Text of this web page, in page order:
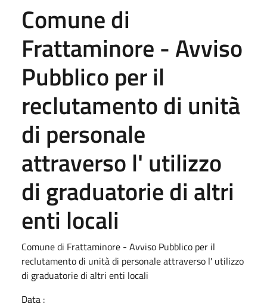
Comune di
Frattaminore - Avviso
Pubblico per il
reclutamento di unità
di personale
attraverso l' utilizzo
di graduatorie di altri
enti locali
Comune di Frattaminore - Avviso Pubblico per il
reclutamento di unità di personale attraverso l' utilizzo
di graduatorie di altri enti locali
Data :